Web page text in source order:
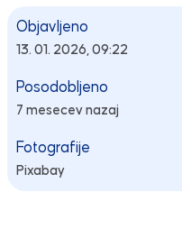
Objavljeno
13. 01. 2026, 09:22
Posodobljeno
7 mesecev nazaj
Fotografije
Pixabay